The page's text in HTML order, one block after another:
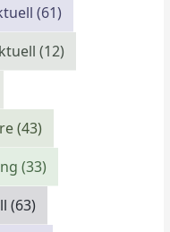
(61)
(12)
(43)
(33)
(63)